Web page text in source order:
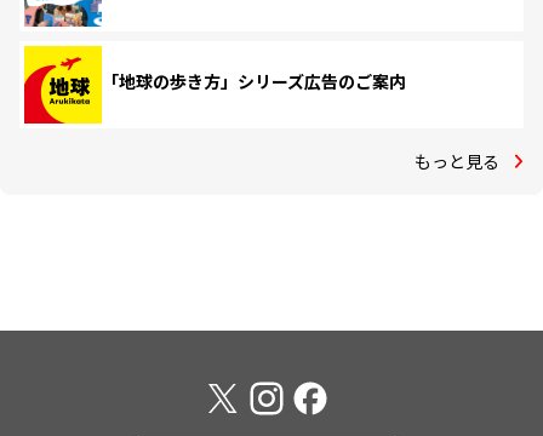
「地球の歩き方」シリーズ広告のご案内
もっと見る